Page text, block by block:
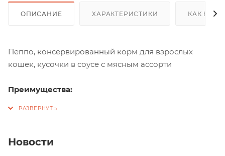
ОПИСАНИЕ ХАРАКТЕРИСТИКИ КАК
Пеппо, консервированный корм для взрослых
кошек, кусочки в соусе с мясным ассорти
Преимущества:
уровень сахара в крови, укрепляет стенки
Новости